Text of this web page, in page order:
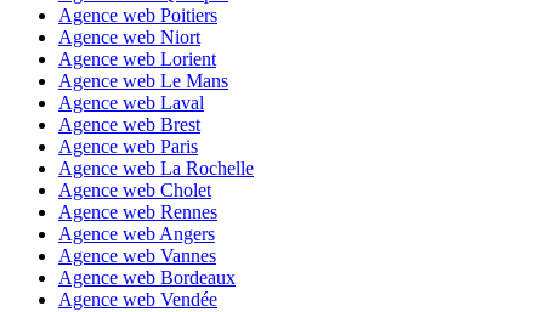
Agence web Poitiers
Agence web Niort
Agence web Lorient
Agence web Le Mans
Agence web Laval
Agence web Brest
Agence web Paris
Agence web La Rochelle
Agence web Cholet
Agence web Rennes
Agence web Angers
Agence web Vannes
Agence web Bordeaux
Agence web Vendée